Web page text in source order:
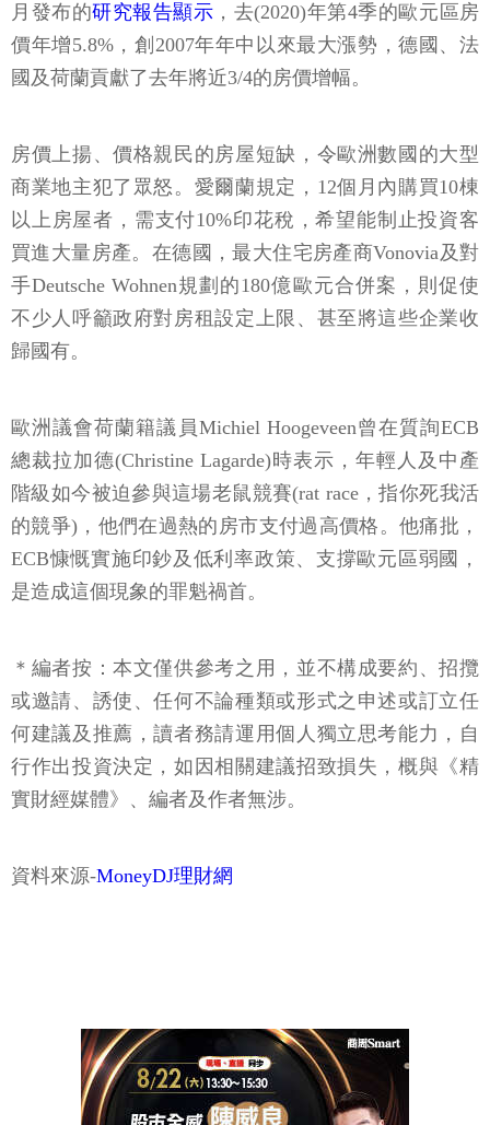
月發布的研究報告顯示 ，去(2020)年第4季的歐元區房
價年增5.8%，創2007年年中以來最大漲勢，德國、法
國及荷蘭貢獻了去年將近3/4的房價增幅。
房價上揚、價格親民的房屋短缺，令歐洲數國的大型
商業地主犯了眾怒。愛爾蘭規定，12個月內購買10棟
以上房屋者，需支付10%印花稅，希望能制止投資客
買進大量房產。在德國，最大住宅房產商Vonovia及對
手Deutsche Wohnen規劃的180億歐元合併案，則促使
不少人呼籲政府對房租設定上限、甚至將這些企業收
歸國有。
歐洲議會荷蘭籍議員Michiel Hoogeveen曾在質詢ECB
總裁拉加德(Christine Lagarde)時表示，年輕人及中產
階級如今被迫參與這場老鼠競賽(rat race，指你死我活
的競爭)，他們在過熱的房市支付過高價格。他痛批，
ECB慷慨實施印鈔及低利率政策、支撐歐元區弱國，
是造成這個現象的罪魁禍首。
＊編者按：本文僅供參考之用，並不構成要約、招攬
或邀請、誘使、任何不論種類或形式之申述或訂立任
何建議及推薦，讀者務請運用個人獨立思考能力，自
行作出投資決定，如因相關建議招致損失，概與《精
實財經媒體》、編者及作者無涉。
資料來源-MoneyDJ理財網